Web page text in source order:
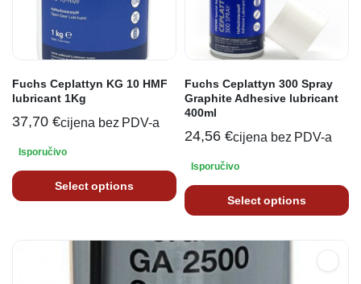
Fuchs Ceplattyn KG 10 HMF
lubricant 1Kg
37,70 €cijena bez PDV-a
Isporučivo
Select options
Fuchs Ceplattyn 300 Spray
Graphite Adhesive lubricant
400ml
24,56 €cijena bez PDV-a
Isporučivo
Select options